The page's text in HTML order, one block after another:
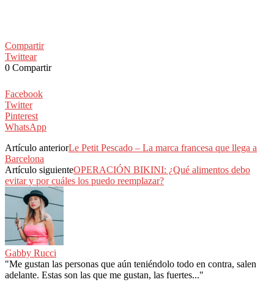
Compartir
Twittear
0 Compartir
Facebook
Twitter
Pinterest
WhatsApp
Artículo anteriorLe Petit Pescado – La marca francesa que llega a
Barcelona
Artículo siguienteOPERACIÓN BIKINI: ¿Qué alimentos debo
evitar y por cuáles los puedo reemplazar?
Gabby Rucci
"Me gustan las personas que aún teniéndolo todo en contra, salen
adelante. Estas son las que me gustan, las fuertes..."